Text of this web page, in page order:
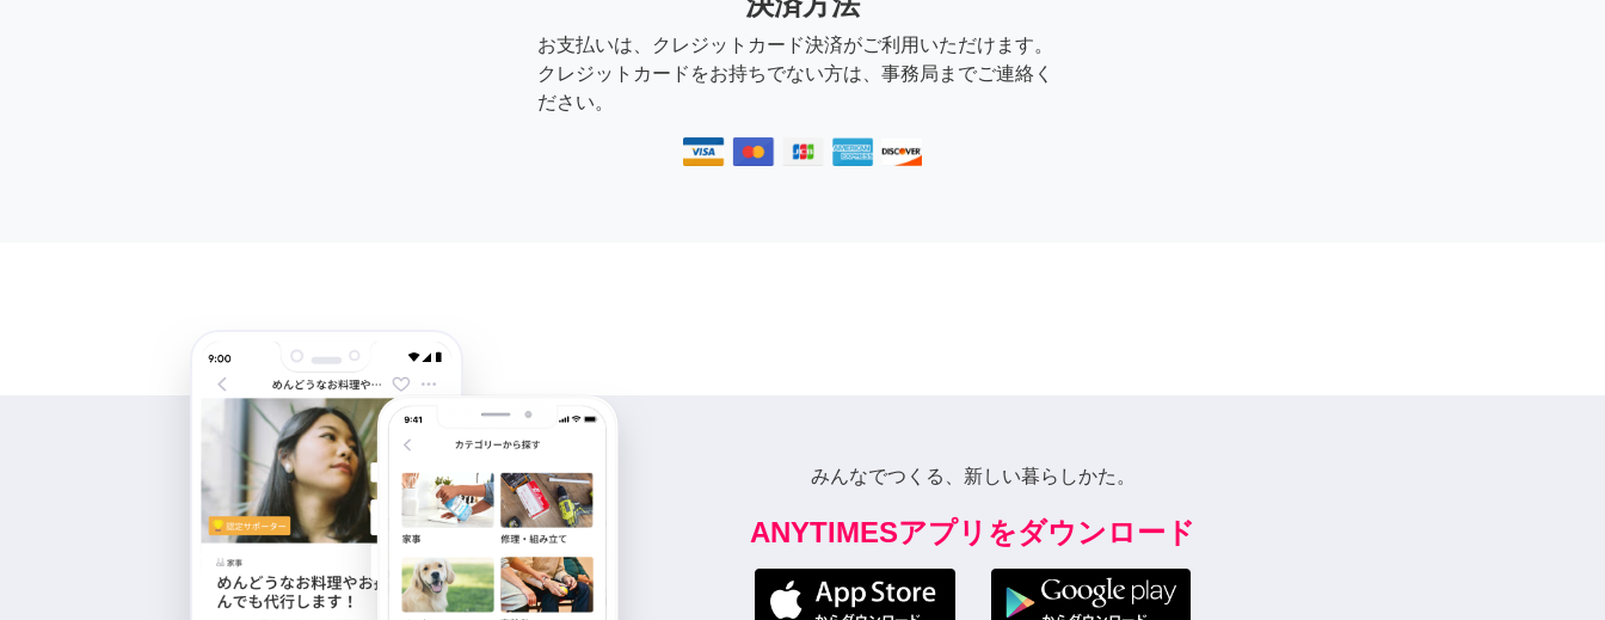
お支払いは、クレジットカード決済がご利用いただけます。
クレジットカードをお持ちでない方は、事務局までご連絡く
ださい。
みんなでつくる、新しい暮らしかた。
ANYTIMESアプリをダウンロード